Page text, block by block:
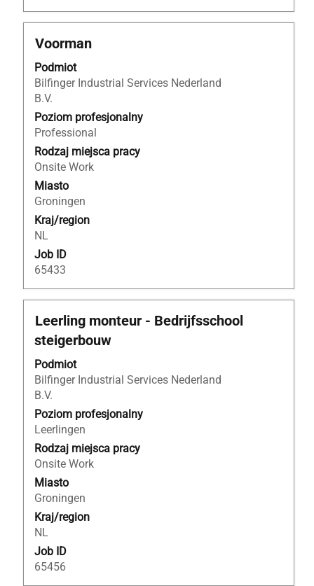
Tytuł
Voorman
Podmiot
Bilfinger Industrial Services Nederland
B.V.
Poziom profesjonalny
Professional
Rodzaj miejsca pracy
Onsite Work
Miasto
Groningen
Kraj/region
NL
Job ID
65433
Zaznacz
pomocą
spacji,
aby
wyświetlić
pełną
treść
danych
oferty
pracy.
Tytuł
Leerling monteur - Bedrijfsschool
steigerbouw
Podmiot
Bilfinger Industrial Services Nederland
B.V.
Poziom profesjonalny
Leerlingen
Rodzaj miejsca pracy
Onsite Work
Miasto
Groningen
Kraj/region
NL
Job ID
65456
Zaznacz
za
pomocą
spacji,
aby
wyświetlić
pełną
treść
danych
oferty
pracy.